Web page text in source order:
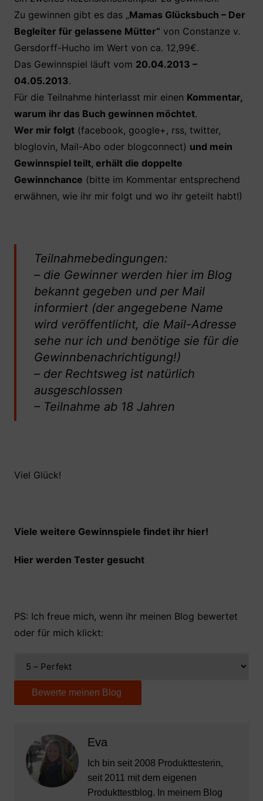
Zu gewinnen gibt es das „Mamas Glücksbuch – Der
Begleiter für gelassene Mütter“ von Constanze v.
Gersdorff-Hucho im Wert von ca. 12,99€.
Das Gewinnspiel läuft vom 20.04.2013 –
04.05.2013.
Für die Teilnahme hinterlasst mir einen Kommentar,
warum ihr das Buch gewinnen möchtet.
Wer mir folgt(facebook, google+, rss, twitter,
bloglovin, Mail-Abo oder blogconnect) und mein
Gewinnspiel teilt, erhält die doppelte
Gewinnchance (bitte im Kommentar entsprechend
erwähnen, wie ihr mir folgt und wo ihr geteilt habt!)
Teilnahmebedingungen:
– die Gewinner werden hier im Blog
bekannt gegeben und per Mail
informiert (der angegebene Name
wird veröffentlicht, die Mail-Adresse
sehe nur ich und benötige sie für die
Gewinnbenachrichtigung!)
– der Rechtsweg ist natürlich
ausgeschlossen
– Teilnahme ab 18 Jahren
Viel Glück!
Viele weitere Gewinnspiele findet ihr hier!
Hier werden Tester gesucht
PS: Ich freue mich, wenn ihr meinen Blog bewertet
oder für mich klickt:
Eva
Ich bin seit 2008 Produkttesterin,
seit 2011 mit dem eigenen
Produkttestblog. In meinem Blog